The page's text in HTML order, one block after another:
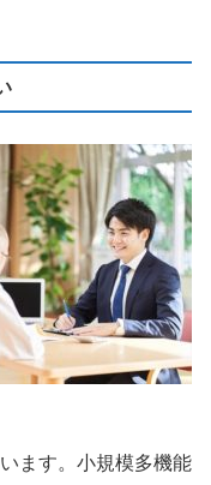
ます。小規模多機能